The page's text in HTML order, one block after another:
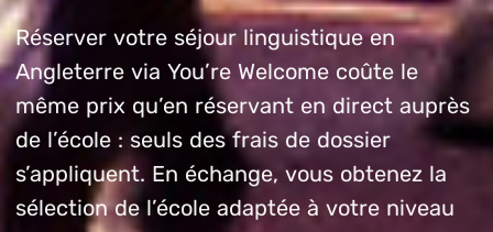
Réserver votre séjour linguistique en
Angleterre via You’re Welcome coûte le
même prix qu’en réservant en direct auprès
de l’école : seuls des frais de dossier
s’appliquent. En échange, vous obtenez la
sélection de l’école adaptée à votre niveau